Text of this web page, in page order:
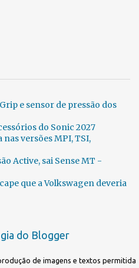
e sensor de pressão dos
do Sonic 2027
versões MPI, TSI,
Active, sai Sense MT -
que a Volkswagen deveria
do Blogger
de imagens e textos permitida